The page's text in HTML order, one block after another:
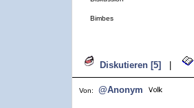
Bimbes
Diskutieren [5]
Von: @Anonym